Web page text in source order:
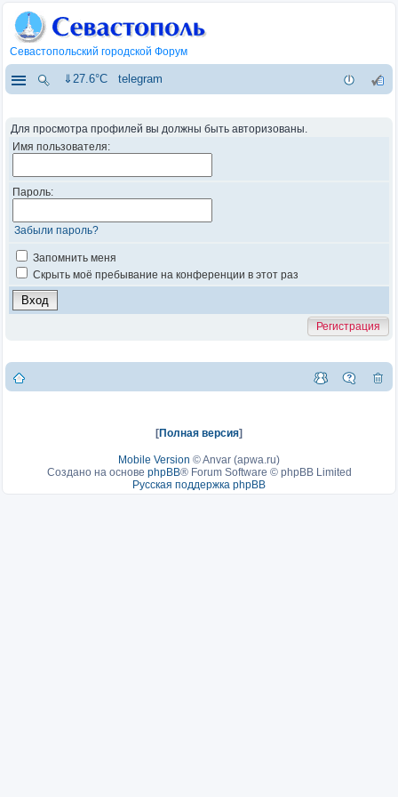
Севастопольский городской Форум
⇓27.6°C telegram
Для просмотра профилей вы должны быть авторизованы.
Имя пользователя:
Пароль:
Забыли пароль?
Запомнить меня
Скрыть моё пребывание на конференции в этот раз
Регистрация
[Полная версия]
Mobile Version ©Anvar (apwa.ru)
Создано на основе phpBB® Forum Software © phpBB Limited
Русская поддержка phpBB